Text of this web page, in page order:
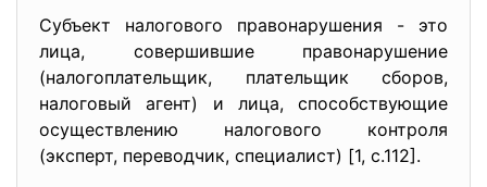
Субъект налогового правонарушения - это
лица, совершившие правонарушение
(налогоплательщик, плательщик сборов,
налоговый агент) и лица, способствующие
осуществлению налогового контроля
(эксперт, переводчик, специалист) [1, с.112].